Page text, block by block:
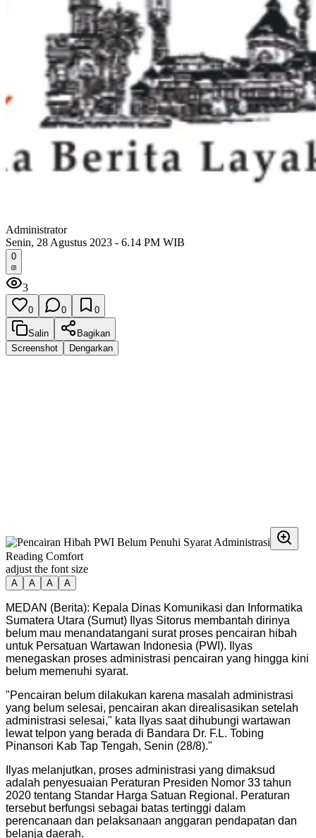
Administrator
Senin, 28 Agustus 2023 - 6.14 PM WIB
0
3
0 0 0
Salin
Bagikan
Screenshot
Dengarkan
Reading Comfort
adjust the font size
A A A A
MEDAN (Berita): Kepala Dinas Komunikasi dan Informatika
Sumatera Utara (Sumut) Ilyas Sitorus membantah dirinya
belum mau menandatangani surat proses pencairan hibah
untuk Persatuan Wartawan Indonesia (PWI). Ilyas
menegaskan proses administrasi pencairan yang hingga kini
belum memenuhi syarat.
"Pencairan belum dilakukan karena masalah administrasi
yang belum selesai, pencairan akan direalisasikan setelah
administrasi selesai," kata Ilyas saat dihubungi wartawan
lewat telpon yang berada di Bandara Dr. F.L. Tobing
Pinansori Kab Tap Tengah, Senin (28/8)."
Ilyas melanjutkan, proses administrasi yang dimaksud
adalah penyesuaian Peraturan Presiden Nomor 33 tahun
2020 tentang Standar Harga Satuan Regional. Peraturan
tersebut berfungsi sebagai batas tertinggi dalam
perencanaan dan pelaksanaan anggaran pendapatan dan
belanja daerah.